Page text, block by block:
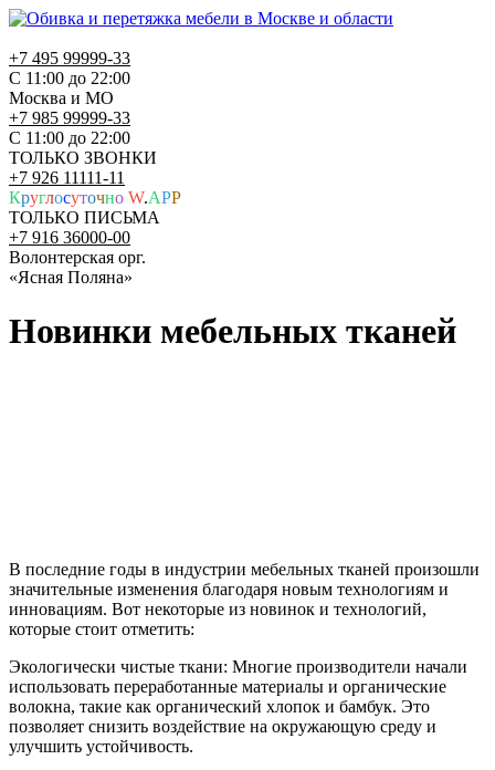
+7 495 99999-33
С 11:00 до 22:00
Москва и МО
+7 985 99999-33
С 11:00 до 22:00
ТОЛЬКО ЗВОНКИ
+7 926 11111-11
Круглосуточно W.APP
ТОЛЬКО ПИСЬМА
+7 916 36000-00
Волонтерская орг.
«Ясная Поляна»
Новинки мебельных тканей
В последние годы в индустрии мебельных тканей произошли
значительные изменения благодаря новым технологиям и
инновациям. Вот некоторые из новинок и технологий,
которые стоит отметить:
Экологически чистые ткани: Многие производители начали
использовать переработанные материалы и органические
волокна, такие как органический хлопок и бамбук. Это
позволяет снизить воздействие на окружающую среду и
улучшить устойчивость.